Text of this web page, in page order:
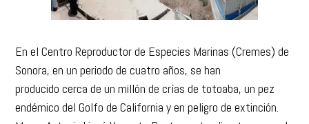
En el Centro Reproductor de Especies Marinas (Cremes) de
Sonora, en un periodo de cuatro años, se han
producido cerca de un millón de crías de totoaba, un pez
endémico del Golfo de California y en peligro de extinción.